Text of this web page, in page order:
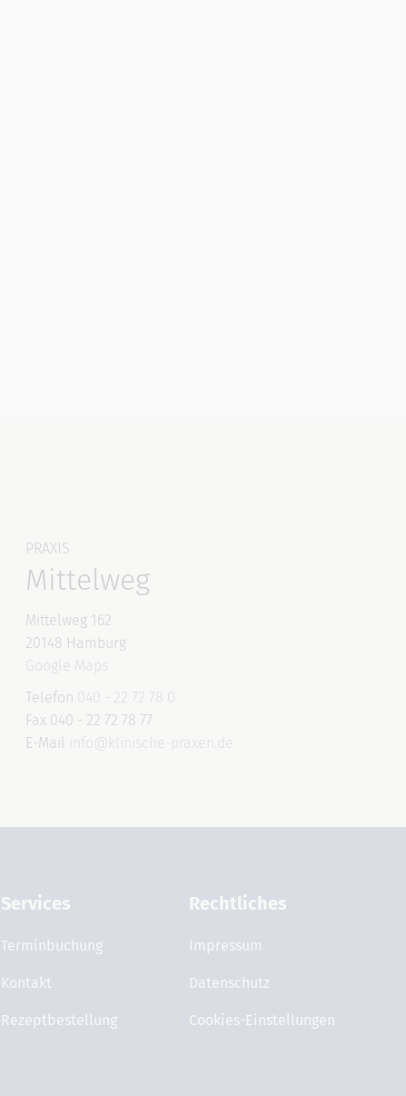
PRAXIS
Mittelweg
Mittelweg 162
20148 Hamburg
Google Maps
Telefon 040 - 22 72 78 0
Fax 040 - 22 72 78 77
E-Mail info@klinische-praxen.de
Services
Terminbuchung
Kontakt
Rezeptbestellung
Rechtliches
Impressum
Datenschutz
Cookies-Einstellungen